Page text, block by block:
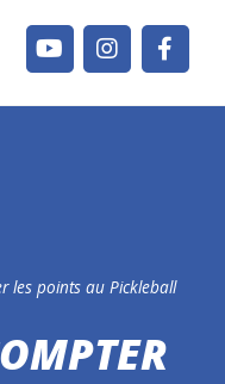
les points au Pickleball